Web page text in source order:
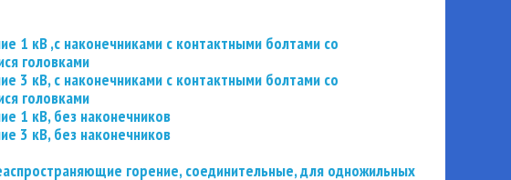
1 кВ ,с наконечниками с контактными болтами со
головками
3 кВ, с наконечниками с контактными болтами со
головками
1 кВ, без наконечников
3 кВ, без наконечников
горение, соединительные, для одножильных